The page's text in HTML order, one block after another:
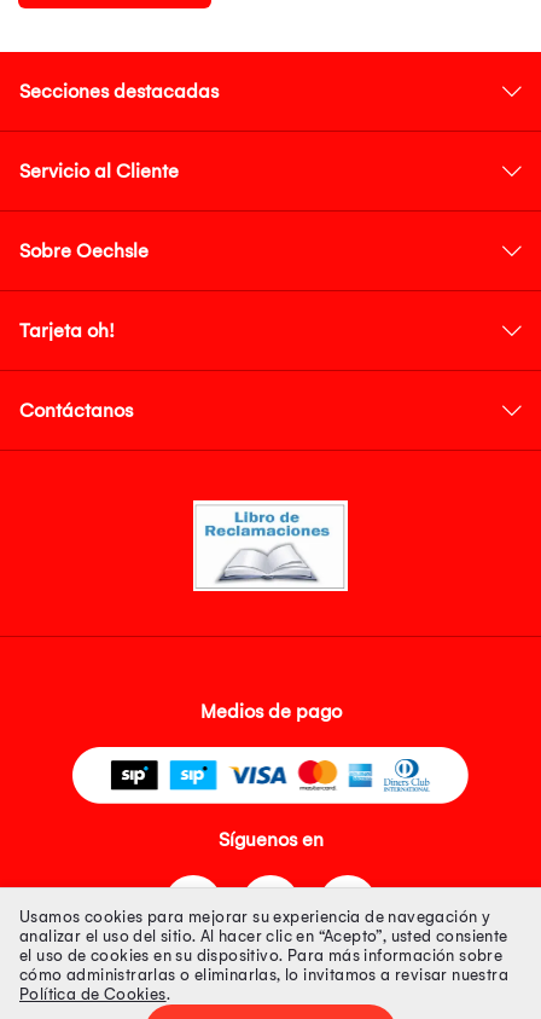
Secciones destacadas
Servicio al Cliente
Sobre Oechsle
Tarjeta oh!
Contáctanos
Medios de pago
Síguenos en
Tienda 100% Segura
Usamos cookies para mejorar su experiencia de navegación y
analizar el uso del sitio. Al hacer clic en “Acepto”, usted consiente
el uso de cookies en su dispositivo. Para más información sobre
cómo administrarlas o eliminarlas, lo invitamos a revisar nuestra
Política de Cookies.